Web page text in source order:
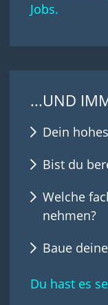
Jobs.
...UND
Dein
Bist du
Welche
nehmen?
Baue
Du hast es